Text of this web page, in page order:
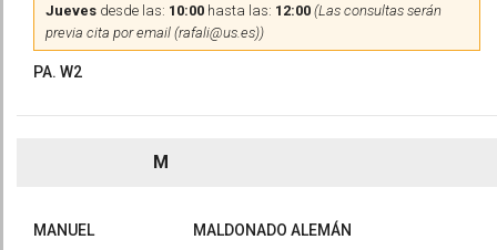
Jueves desde las: 10:00 hasta las: 12:00 (Las consultas serán
previa cita por email (rafali@us.es))
PA. W2
M
MANUEL MALDONADO ALEMÁN